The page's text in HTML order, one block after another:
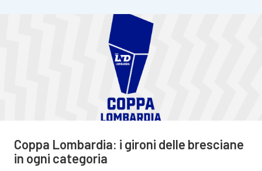
Coppa Lombardia: i gironi delle bresciane
in ogni categoria